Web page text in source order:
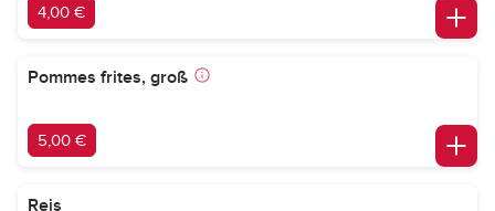
4,00 €
Pommes frites, groß
5,00 €
Reis